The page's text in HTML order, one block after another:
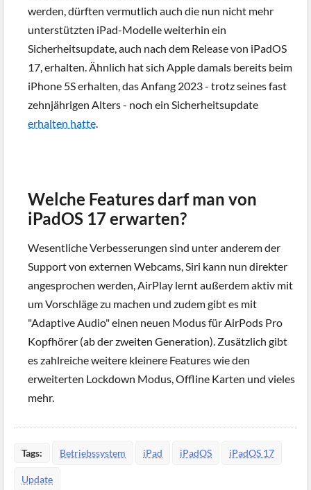
werden, dürften vermutlich auch die nun nicht mehr
unterstützten iPad-Modelle weiterhin ein
Sicherheitsupdate, auch nach dem Release von iPadOS
17, erhalten. Ähnlich hat sich Apple damals bereits beim
iPhone 5S erhalten, das Anfang 2023 - trotz seines fast
zehnjährigen Alters - noch ein Sicherheitsupdate
erhalten hatte.
Welche Features darf man von
iPadOS 17 erwarten?
Wesentliche Verbesserungen sind unter anderem der
Support von externen Webcams, Siri kann nun direkter
angesprochen werden, AirPlay lernt außerdem aktiv mit
um Vorschläge zu machen und zudem gibt es mit
"Adaptive Audio" einen neuen Modus für AirPods Pro
Kopfhörer (ab der zweiten Generation). Zusätzlich gibt
es zahlreiche weitere kleinere Features wie den
erweiterten Lockdown Modus, Offline Karten und vieles
mehr.
Tags: Betriebssystem iPad iPadOS iPadOS 17
Update